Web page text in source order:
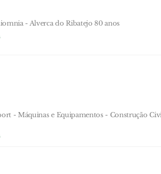
- Alverca do Ribatejo 80 anos
- Máquinas e Equipamentos - Construção